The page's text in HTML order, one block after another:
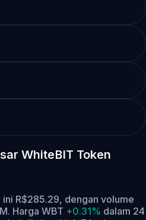
WhiteBIT Token
R$285.29, dengan volume
Harga WBT +0.31% dalam 24